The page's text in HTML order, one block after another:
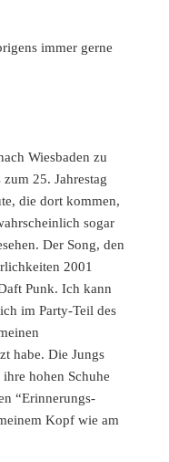
immer gerne
Wiesbaden zu
25. Jahrestag
die dort kommen,
sogar
Der Song, den
2001
Punk. Ich kann
im Party-Teil des
habe. Die Jungs
hohen Schuhe
“Erinnerungs-
Kopf wie am